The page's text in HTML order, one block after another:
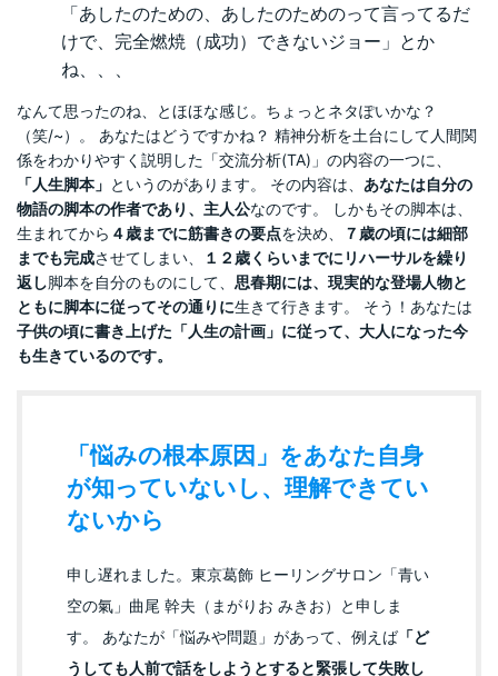
「あしたのための、あしたのためのって言ってるだ
けで、完全燃焼（成功）できないジョー」とか
ね、、、
なんて思ったのね、とほほな感じ。ちょっとネタぽいかな？
（笑/~）。 あなたはどうですかね？ 精神分析を土台にして人間関
係をわかりやすく説明した「交流分析(TA)」の内容の一つに、
「人生脚本」 というのがあります。 その内容は、 あなたは自分の
物語の脚本の作者であり、主人公なのです。 しかもその脚本は、
生まれてから ４歳までに筋書きの要点を決め、
７歳の頃には細部
までも完成させてしまい、
１２歳くらいまでにリハーサルを繰り
返し脚本を自分のものにして、 思春期には、現実的な登場人物と
ともに脚本に従ってその通りに生きて行きます。 そう！あなたは
子供の頃に書き上げた「人生の計画」に従って、大人になった今
も生きているのです。
「悩みの根本原因」をあなた自身
が知っていないし、理解できてい
ないから
申し遅れました。東京葛飾 ヒーリングサロン「青い
空の氣」曲尾 幹夫（まがりお みきお）と申しま
す。 あなたが「悩みや問題」があって、例えば「ど
うしても人前で話をしようとすると緊張して失敗し